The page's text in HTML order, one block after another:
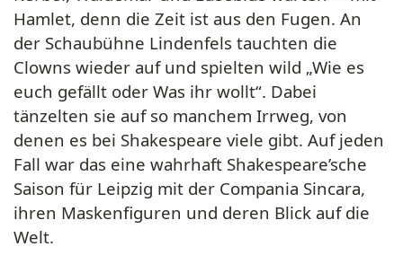
Hamlet, denn die Zeit ist aus den Fugen. An
der Schaubühne Lindenfels tauchten die
Clowns wieder auf und spielten wild „Wie es
euch gefällt oder Was ihr wollt“. Dabei
tänzelten sie auf so manchem Irrweg, von
denen es bei Shakespeare viele gibt. Auf jeden
Fall war das eine wahrhaft Shakespeare’sche
Saison für Leipzig mit der Compania Sincara,
ihren Maskenfiguren und deren Blick auf die
Welt.